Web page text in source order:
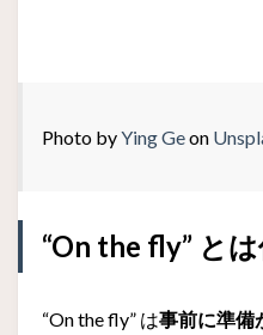
Photo byYing Geon
“On the fly” と
“On the fly” は事前に準備